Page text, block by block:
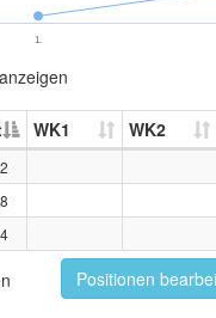
1.
WK1 WK2
Positionen